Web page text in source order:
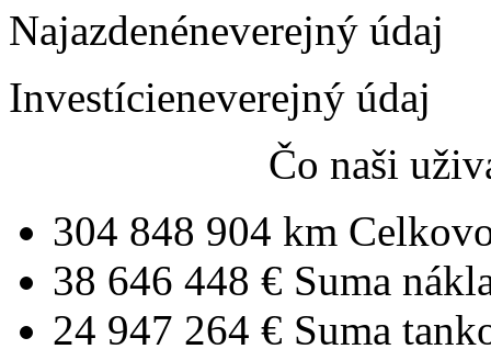
Najazdenéneverejný údaj
Investícieneverejný údaj
Čo naši
304 848 904 km
38 646 448 € Suma
24 947 264 € Suma